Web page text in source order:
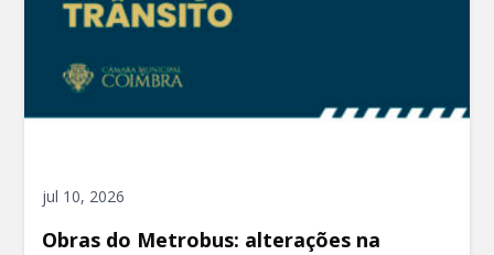
jul 10, 2026
Obras do Metrobus: alterações na